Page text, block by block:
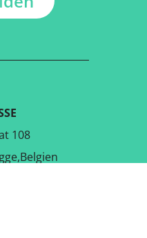
108